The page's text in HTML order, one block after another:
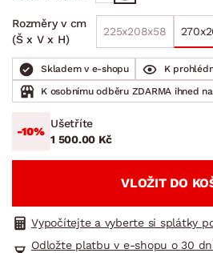
Rozměry v cm
(Š x V x H)
225x208x58
Skladem v e-shopu K
K osobnímu odběru ZDARMA ihned na
-10%
Ušetříte
1 500.00 Kč
VLOŽIT DO
Vypočítejte a vyberte si splátky
Odložte platbu v e-shopu o 30